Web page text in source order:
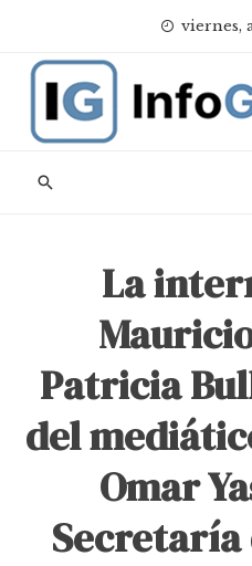
content
viernes,
La
Patricia
del
Omar